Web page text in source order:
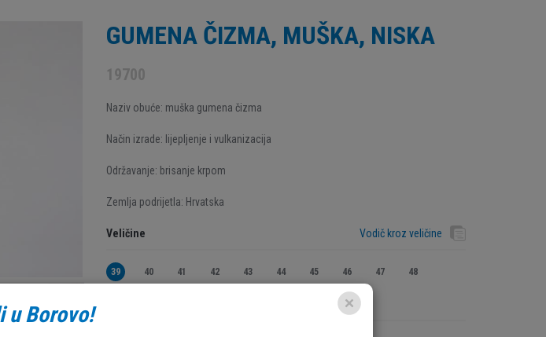
GUMENA ČIZMA, MUŠKA, NISKA
19700
Naziv obuće: muška gumena čizma
Način izrade: lijepljenje i vulkanizacija
Održavanje: brisanje krpom
Zemlja podrijetla: Hrvatska
Veličine Vodič kroz veličine
39 40 41 42 43 44 45 46 47 48
u Borovo!